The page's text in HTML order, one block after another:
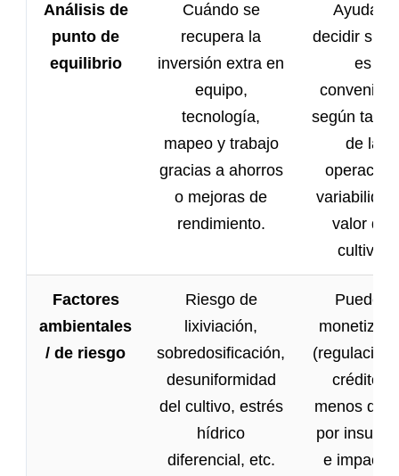
Análisis de
punto de
equilibrio
Cuándo se
recupera la
inversión extra en
equipo,
tecnología,
mapeo y trabajo
gracias a ahorros
o mejoras de
rendimiento.
Ayuda a
decidir si
es
según
de la
operación,
valor del
cultivo.
Factores
ambientales
/ de riesgo
Riesgo de
lixiviación,
sobredosificación,
desuniformidad
del cultivo, estrés
hídrico
diferencial, etc.
Pueden
créditos,
menos
por
e